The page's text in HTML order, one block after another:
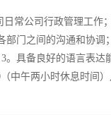
常公司行政管理工作
部门之间的沟通和协
。具备良好的语言表
中午两小时休息时间